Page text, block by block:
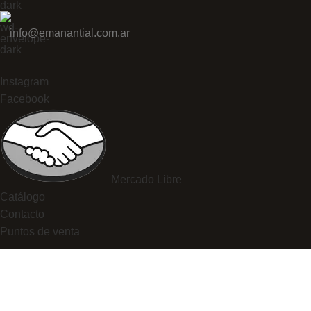
info@emanantial.com.ar
Instagram
Facebook
Mercado Libre
Catálogo
Contacto
Puntos de venta